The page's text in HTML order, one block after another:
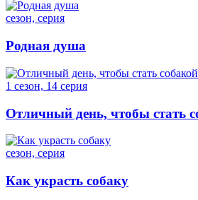
сезон, серия
Родная душа
1 сезон, 14 серия
Отличный день, чтобы стать
сезон, серия
Как украсть собаку